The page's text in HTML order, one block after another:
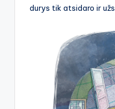
durys tik atsidaro ir